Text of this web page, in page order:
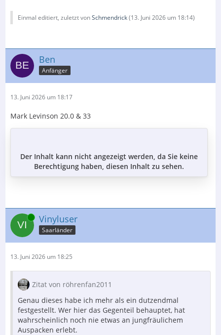
Einmal editiert, zuletzt vonSchmendrick(13. Juni 2026 um 18:14)
Ben
Anfänger
13. Juni 2026 um 18:17
Mark Levinson 20.0 & 33
Der Inhalt kann nicht angezeigt werden, da Sie keine
Berechtigung haben, diesen Inhalt zu sehen.
Online Vinyluser
Saarländer
13. Juni 2026 um 18:25
Zitat von röhrenfan2011
Genau dieses habe ich mehr als ein dutzendmal
festgestellt. Wer hier das Gegenteil behauptet, hat
wahrscheinlich noch nie etwas an jungfräulichem
Auspacken erlebt.